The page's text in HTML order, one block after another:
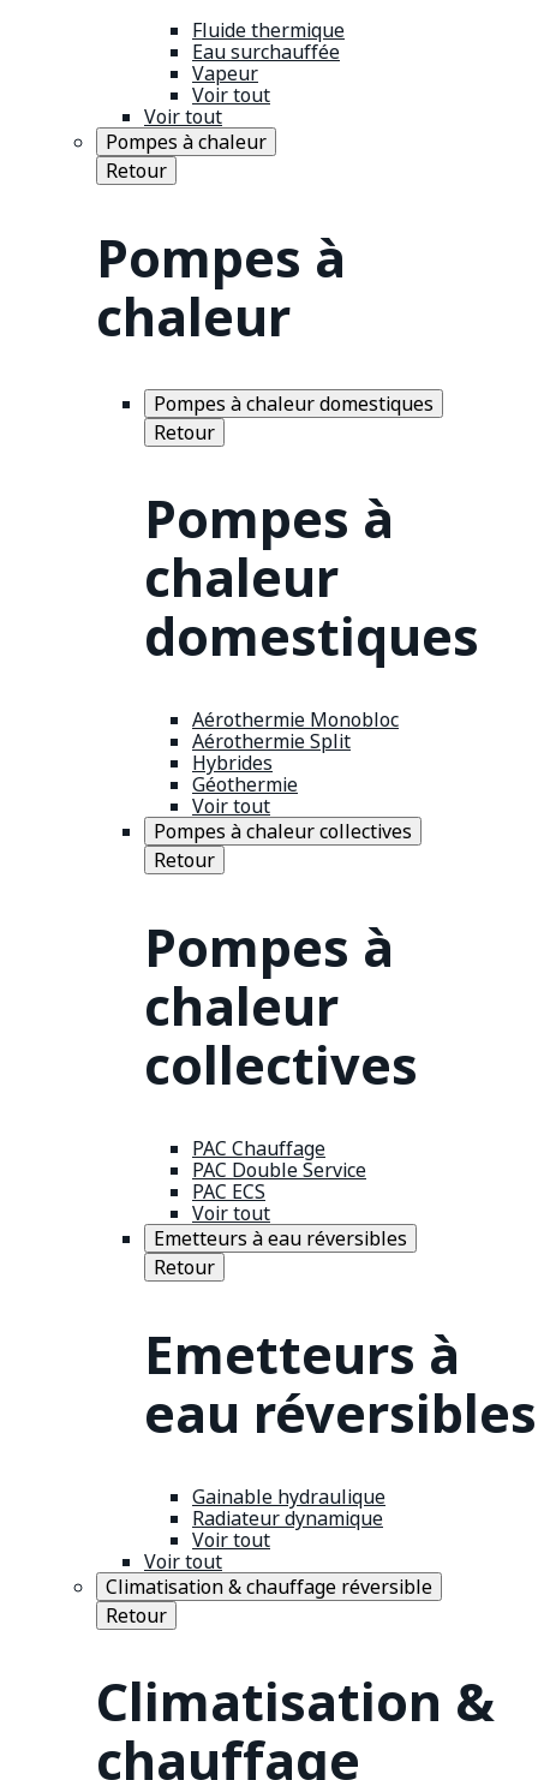
Fluide thermique
Eau surchauffée
Vapeur
Voir tout
Voir tout
Pompes à chaleur
Retour
Pompes à
chaleur
Pompes à chaleur domestiques
Retour
Pompes à
chaleur
domestiques
Aérothermie Monobloc
Aérothermie Split
Hybrides
Géothermie
Voir tout
Pompes à chaleur collectives
Retour
Pompes à
chaleur
collectives
PAC Chauffage
PAC Double Service
PAC ECS
Voir tout
Emetteurs à eau réversibles
Retour
Emetteurs à
eau réversibles
Gainable hydraulique
Radiateur dynamique
Voir tout
Voir tout
Climatisation & chauffage réversible
Retour
Climatisation &
chauffage